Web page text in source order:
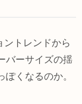
ントレンドから
バーサイズの揺
くなるのか。